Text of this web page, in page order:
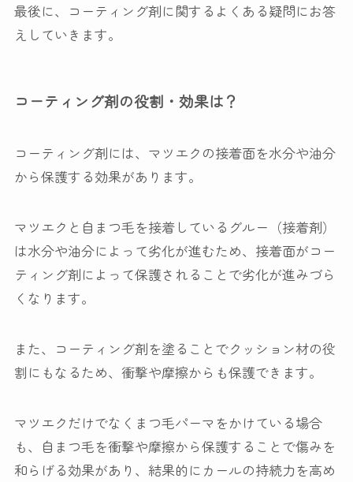
最後に、コーティング剤に関するよくある疑問にお答
えしていきます。
コーティング剤の役割・効果は？
コーティング剤には、マツエクの接着面を水分や油分
から保護する効果があります。
マツエクと自まつ毛を接着しているグルー（接着剤）
は水分や油分によって劣化が進むため、接着面がコー
ティング剤によって保護されることで劣化が進みづら
くなります。
また、コーティング剤を塗ることでクッション材の役
割にもなるため、衝撃や摩擦からも保護できます。
マツエクだけでなくまつ毛パーマをかけている場合
も、自まつ毛を衝撃や摩擦から保護することで傷みを
和らげる効果があり、結果的にカールの持続力を高め